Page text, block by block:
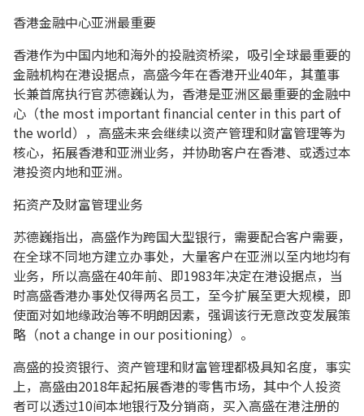
香港金融中心亚洲最重要
香港作为中国内地和海外的投融资桥梁，吸引全球最重要的
金融机构在港设据点，高盛今年在香港开业40年，其董事
长兼首席执行官苏德巍认为，香港是亚洲区最重要的金融中
心（the most important financial center in this part of
the world），高盛未来会继续以资产管理和财富管理等为
核心，拓展香港和亚洲业务，并协助客户在香港、或透过本
港投资内地和亚洲。
拓资产及财富管理业务
苏德巍指出，高盛作为跨国大型银行，需要配合客户需要，
在全球不同地方建立办事处，大量客户在亚洲以至内地均有
业务，所以高盛在40年前、即1983年决定在港设据点，当
时高盛香港办事处仅得两名员工，至今扩展至更大规模，即
使面对如地缘政治等不明朗因素，强调该行无意改变发展策
略（not a change in our positioning）。
高盛的投资银行、资产管理和财富管理都极具知名度，事实
上，高盛由2018年起拓展香港的零售市场，其中个人投资
者可以透过10间本地银行及分销商，买入高盛在港注册的